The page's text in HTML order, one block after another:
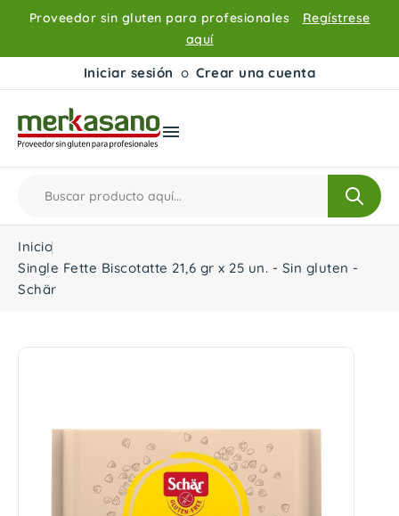
Proveedor sin gluten para profesionales
Regístrese
aquí
Iniciar sesión o Crear una cuenta

Inicio
Single Fette Biscotatte 21,6 gr x 25 un. - Sin gluten -
Schär